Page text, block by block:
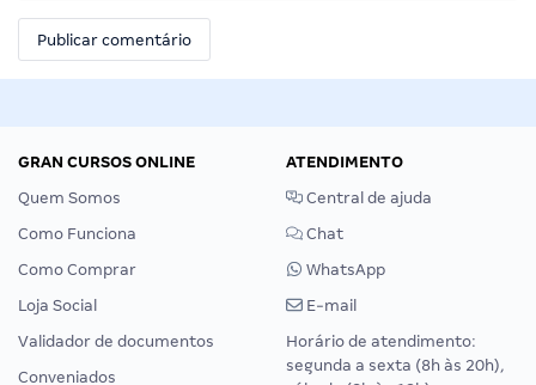
GRAN CURSOS ONLINE
Quem Somos
Como Funciona
Como Comprar
Loja Social
Validador de documentos
Conveniados
ATENDIMENTO
Central de ajuda
Chat
WhatsApp
E-mail
Horário de atendimento:
segunda a sexta (8h às 20h),